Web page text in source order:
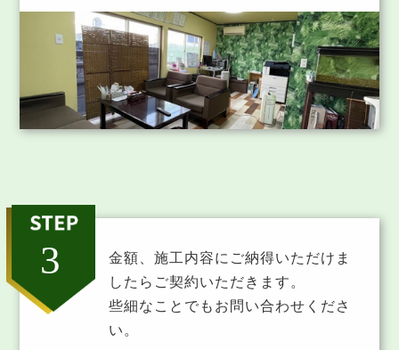
金額、施工内容にご納得いただけま
したらご契約いただきます。
些細なことでもお問い合わせくださ
い。